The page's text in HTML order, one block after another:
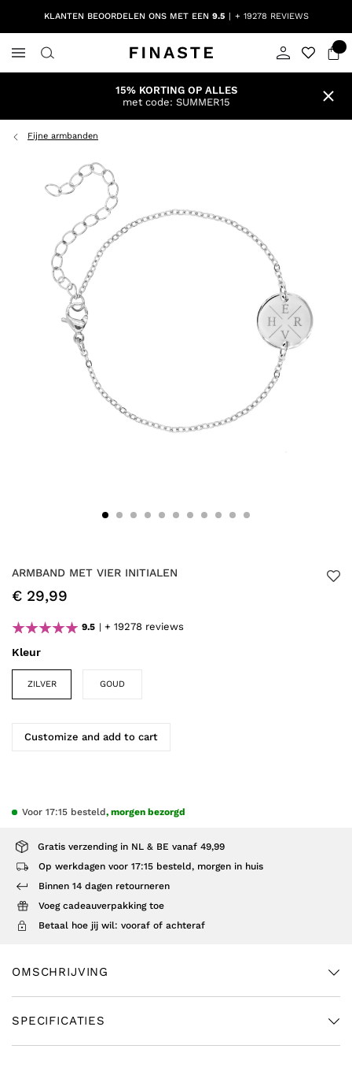
KLANTEN BEOORDELEN ONS MET EEN 9.5 + 19278 REVIEWS
15% KORTING OP ALLES
met code: SUMMER15
Fijne armbanden
ARMBAND MET VIER INITIALEN
Kleur
ZILVER GOUD
9.5 + 19278 reviews
Gratis verzending in NL & BE vanaf 49,99
Op werkdagen voor 17:15 besteld, morgen in huis
Binnen 14 dagen retourneren
Voeg cadeauverpakking toe
Betaal hoe jij wil: vooraf of achteraf
€ 29,99
Customize and add to cart
Voor 17:15 besteld, morgen bezorgd
OMSCHRIJVING
SPECIFICATIES